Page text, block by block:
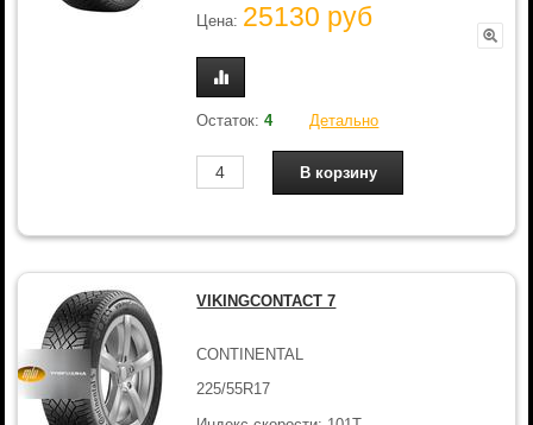
Цена: 25130 руб
Остаток:4 Детально
VIKINGCONTACT 7
CONTINENTAL
225/55R17